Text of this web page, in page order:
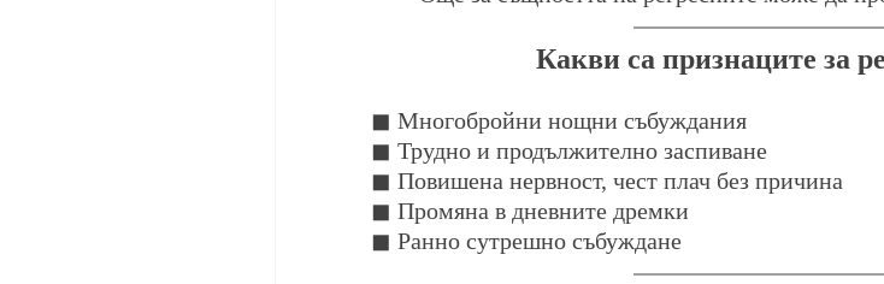
Какви са признаците за
◼ Многобройни нощни събуждания
◼ Трудно и продължително заспиване
◼ Повишена нервност, чест плач без причина
◼ Промяна в дневните дремки
◼ Ранно сутрешно събуждане